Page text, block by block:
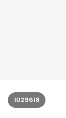
IU29618